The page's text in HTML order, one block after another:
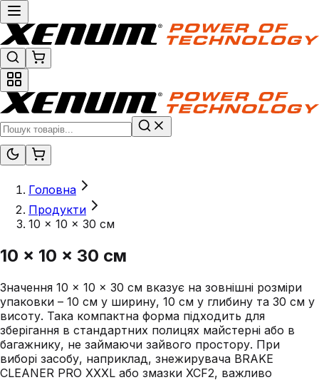
Головна
Продукти
10 × 10 × 30 см
10 × 10 × 30 см
Значення 10 × 10 × 30 см вказує на зовнішні розміри
упаковки – 10 см у ширину, 10 см у глибину та 30 см у
висоту. Така компактна форма підходить для
зберігання в стандартних полицях майстерні або в
багажнику, не займаючи зайвого простору. При
виборі засобу, наприклад, знежирувача BRAKE
CLEANER PRO XXXL або змазки XCF2, важливо